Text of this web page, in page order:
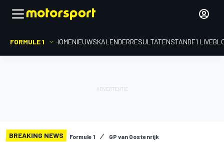
FORMULE 1 HOMENIEUWSKALENDERRESULTATENSTANDF1
BREAKING NEWS Formule 1 GP van Oostenrijk